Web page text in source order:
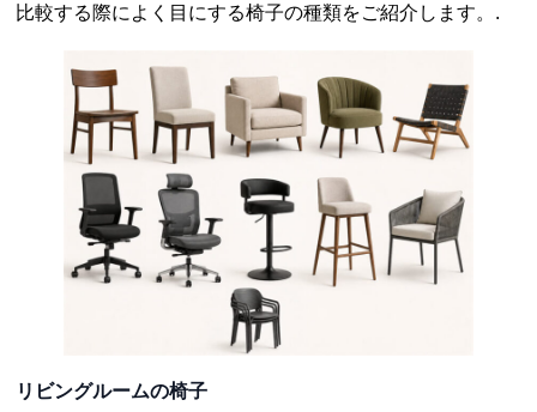
比較する際によく目にする椅子の種類をご紹介します。.
リビングルームの椅子